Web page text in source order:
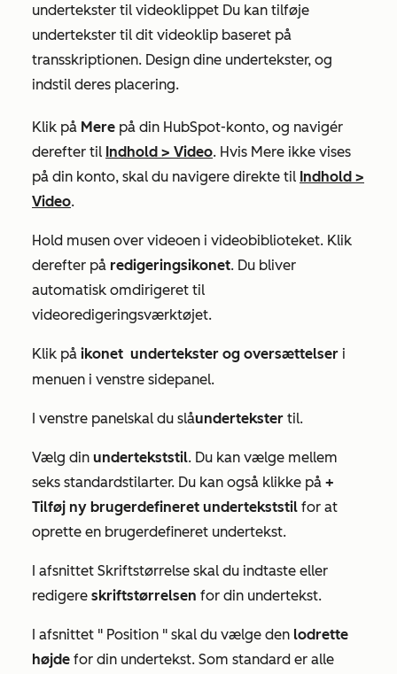
undertekster til videoklippet Du kan tilføje
undertekster til dit videoklip baseret på
transskriptionen. Design dine undertekster, og
indstil deres placering.
Klik på Mere på din HubSpot-konto, og navigér
derefter til Indhold > Video. Hvis Mere ikke vises
på din konto, skal du navigere direkte til Indhold >
Video.​
Hold musen over videoen i videobiblioteket. Klik
derefter på redigeringsikonet. Du bliver
automatisk omdirigeret til
videoredigeringsværktøjet.
Klik på ikonet undertekster og oversættelser i
menuen i venstre sidepanel.
I venstre panelskal du slåundertekster til.
Vælg din undertekststil. Du kan vælge mellem
seks standardstilarter. Du kan også klikke på +
Tilføj ny brugerdefineret undertekststil for at
oprette en brugerdefineret undertekst.
I afsnittet Skriftstørrelse skal du indtaste eller
redigere skriftstørrelsen for din undertekst.
I afsnittet " Position " skal du vælge den lodrette
højde for din undertekst. Som standard er alle